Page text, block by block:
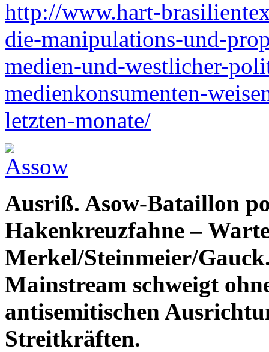
http://www.hart-
die-manipulations-und-
medien-und-westlicher-
medienkonsumenten-
letzten-monate/
Ausriß. Asow-Bataillon
Hakenkreuzfahne –
Merkel/Steinmeier/
Mainstream schweigt
antisemitischen
Streitkräften.